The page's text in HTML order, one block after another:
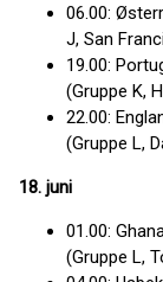
06.00:
J, San
19.00:
(Gruppe K,
22.00:
(Gruppe L,
18. juni
01.00:
(Gruppe L,